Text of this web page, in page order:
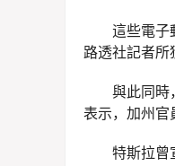
這些電子
路透社記者所
與此同時
表示，加州官
特斯拉曾